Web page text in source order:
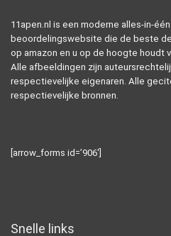
11apen.nl is een moderne alles-in-
beoordelingswebsite die de beste
op amazon en u op de hoogte houdt
Alle afbeeldingen zijn
respectievelijke eigenaren. Alle
respectievelijke bronnen.
[arrow_forms id=’906′]
Snelle links